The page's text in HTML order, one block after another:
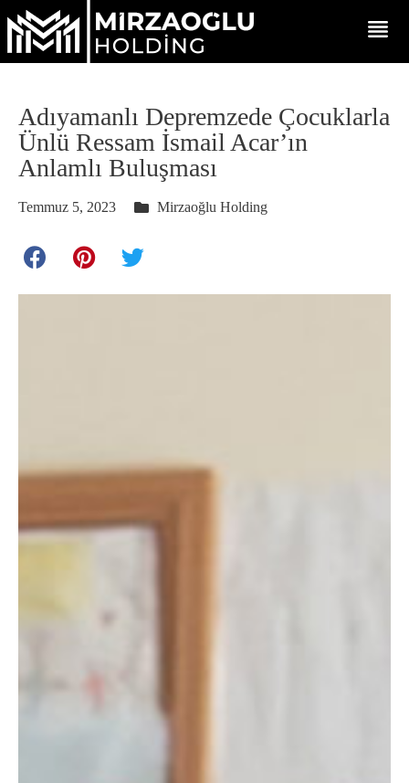
Adıyamanlı Depremzede Çocuklarla
Ünlü Ressam İsmail Acar’ın
Anlamlı Buluşması
Temmuz 5, 2023 Mirzaoğlu Holding